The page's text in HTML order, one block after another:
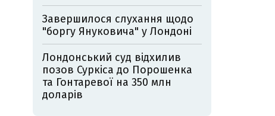
Завершилося слухання щодо
"боргу Януковича" у Лондоні
Лондонський суд відхилив
позов Суркіса до Порошенка
та Гонтаревої на 350 млн
доларів